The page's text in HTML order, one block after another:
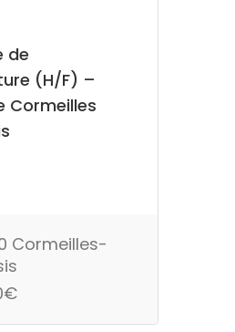
de
(H/F) –
Cormeilles
Cormeilles-